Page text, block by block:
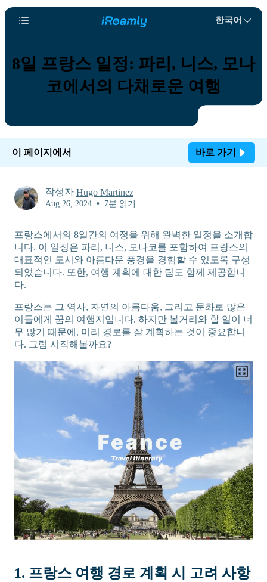
한국어
8일 프랑스 일정: 파리, 니스, 모나
코에서의 다채로운 여행
이 페이지에서 바로 가기
작성자 Hugo Martinez
Aug 26, 2024 • 7분 읽기
프랑스에서의 8일간의 여정을 위해 완벽한 일정을 소개합
니다. 이 일정은 파리, 니스, 모나코를 포함하여 프랑스의
대표적인 도시와 아름다운 풍경을 경험할 수 있도록 구성
되었습니다. 또한, 여행 계획에 대한 팁도 함께 제공합니
다.
프랑스는 그 역사, 자연의 아름다움, 그리고 문화로 많은
이들에게 꿈의 여행지입니다. 하지만 볼거리와 할 일이 너
무 많기 때문에, 미리 경로를 잘 계획하는 것이 중요합니
다. 그럼 시작해볼까요?
1. 프랑스 여행 경로 계획 시 고려 사항